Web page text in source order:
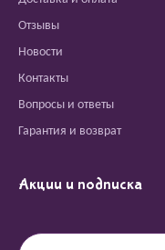
Отзывы
Новости
Контакты
Вопросы и ответы
Гарантия и возврат
Акции и подписка